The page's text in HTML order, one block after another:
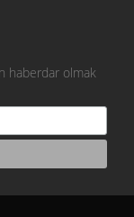
haberdar olmak